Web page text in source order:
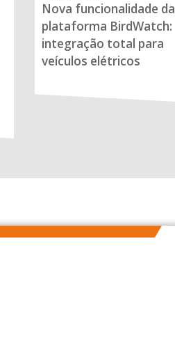
Nova funcionalidade da
plataforma BirdWatch:
integração total para
veículos elétricos